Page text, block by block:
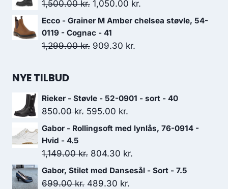
1,400.00 kr..
1,500.00kr. Den
oprindelige
pris
var:
1,050.00 kr.
aktuelle
Ecco - Grainer M Amber chelsea støvle, 54-
0119 - Cognac - 41
1,299.00kr. Den
1,299.00 kr..
909.30 kr.
909.30 kr..
NYE TILBUD
Rieker - Støvle - 52-0901 - sort - 40
850.00kr. Den
oprindelige
var:
850.00 kr..
595.00 kr.
aktuelle
er:
595.00 kr..
Gabor - Rollingsoft med lynlås, 76-0914 -
Hvid - 4.5
1,149.00kr. Den
oprindelige
pris
804.30 kr.
aktuelle
Gabor, Stilet med Dansesål - Sort - 7.5
699.00kr. Den
489.30 kr.